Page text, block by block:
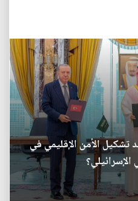
تشكيل الأمن الإقليمي في